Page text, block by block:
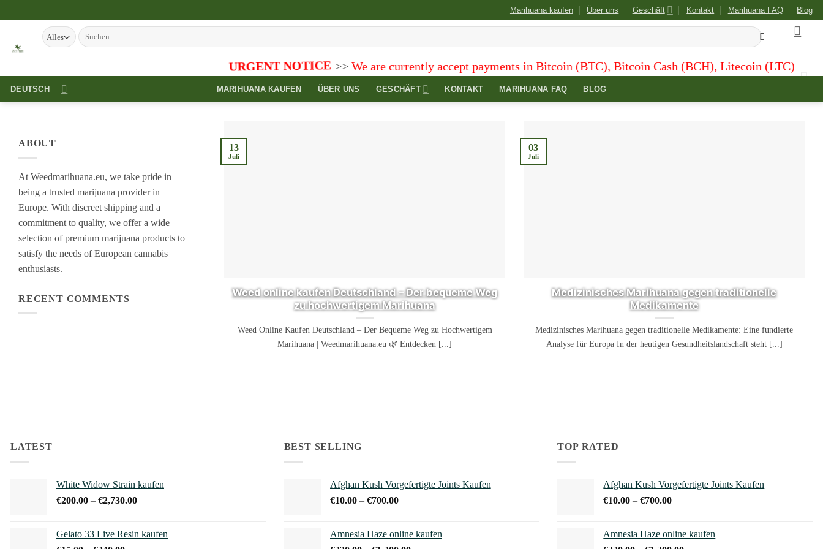
Inhalt
Marihuana kaufen Über uns Geschäft Kontakt Marihuana FAQ Blog
Suchen nach:
URGENT NOTICE>>We are currently accept payments in Bitcoin (BTC), Bitcoin Cash (BCH), Litecoin (LTC), and
DEUTSCH MARIHUANA KAUFEN ÜBER UNS GESCHÄFT KONTAKT MARIHUANA FAQ BLOG
ABOUT
At Weedmarihuana.eu, we take pride in
being a trusted marijuana provider in
Europe. With discreet shipping and a
commitment to quality, we offer a wide
selection of premium marijuana products to
satisfy the needs of European cannabis
enthusiasts.
RECENT COMMENTS
Weed online kaufen Deutschland – Der bequeme Weg
zu hochwertigem Marihuana
Weed Online Kaufen Deutschland – Der Bequeme Weg zu Hochwertigem
Marihuana | Weedmarihuana.eu 🌿 Entdecken [...]
13
Juli
Medizinisches Marihuana gegen traditionelle
Medikamente
Medizinisches Marihuana gegen traditionelle Medikamente: Eine fundierte
Analyse für Europa In der heutigen Gesundheitslandschaft steht [...]
03
Juli
LATEST
White Widow Strain kaufen
€200.00 – €2,730.00Preisspanne:
€2,730.00
Gelato 33 Live Resin kaufen
BEST SELLING
Afghan Kush Vorgefertigte Joints Kaufen
€10.00 – €700.00Preisspanne:
€700.00
Amnesia Haze online kaufen
TOP RATED
Afghan Kush Vorgefertigte Joints Kaufen
€10.00 –€700.00Preisspanne:
€700.00
Amnesia Haze online kaufen